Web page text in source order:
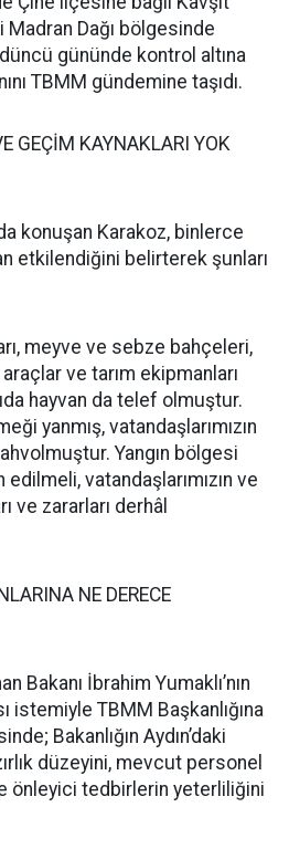
Madran Dağı bölgesinde
gününde kontrol altına
TBMM gündemine taşıdı.
GEÇİM KAYNAKLARI YOK
konuşan Karakoz, binlerce
etkilendiğini belirterek şunları
meyve ve sebze bahçeleri,
ve tarım ekipmanları
hayvan da telef olmuştur.
yanmış, vatandaşlarımızın
Yangın bölgesi
vatandaşlarımızın ve
ve zararları derhâl
NE DERECE
Bakanı İbrahim Yumaklı’nın
istemiyle TBMM Başkanlığına
Bakanlığın Aydın’daki
düzeyini, mevcut personel
önleyici tedbirlerin yeterliliğini